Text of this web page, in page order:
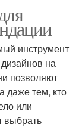
инструмент
на
позволяют
даже тем, кто
или
выбрать